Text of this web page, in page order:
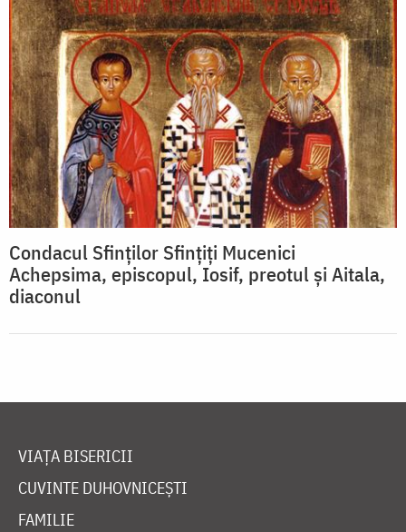
Condacul Sfinţilor Sfinţiţi Mucenici
Achepsima, episcopul, Iosif, preotul şi Aitala,
diaconul
VIAȚA BISERICII
CUVINTE DUHOVNICEȘTI
FAMILIE